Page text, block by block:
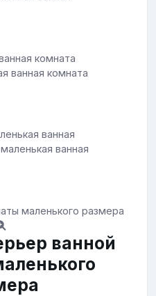
ванная комната
ванная
ванной